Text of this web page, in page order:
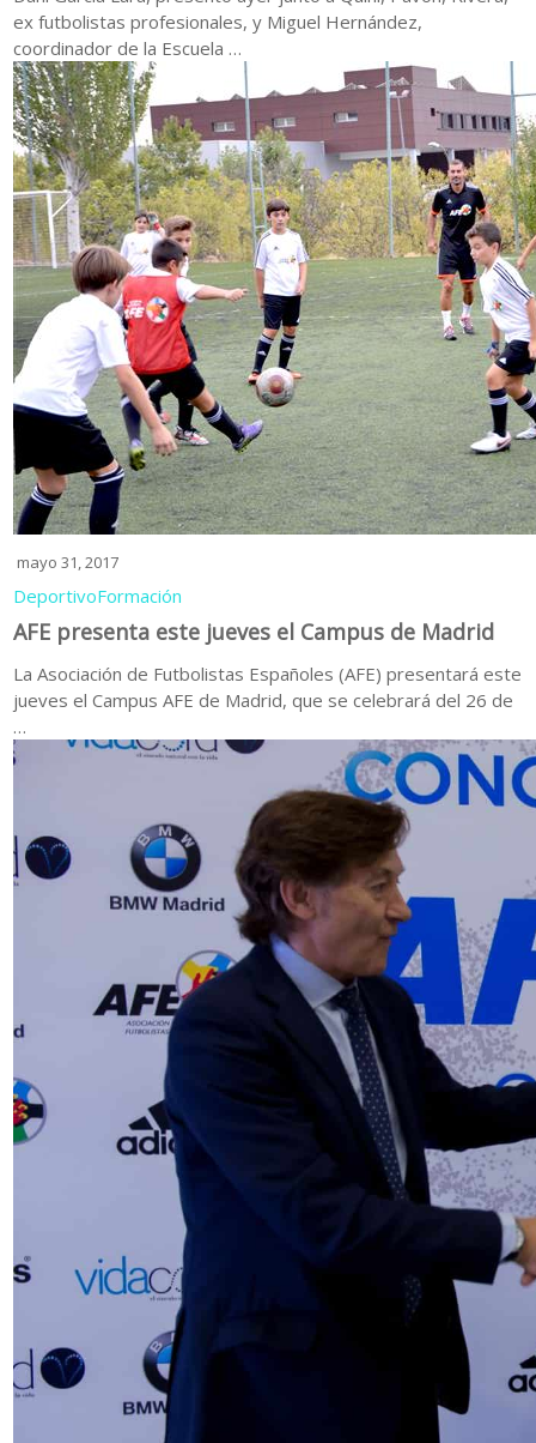
ex futbolistas profesionales, y Miguel Hernández,
coordinador de la Escuela …
mayo 31, 2017
DeportivoFormación
AFE presenta este jueves el Campus de Madrid
La Asociación de Futbolistas Españoles (AFE) presentará este
jueves el Campus AFE de Madrid, que se celebrará del 26 de
…